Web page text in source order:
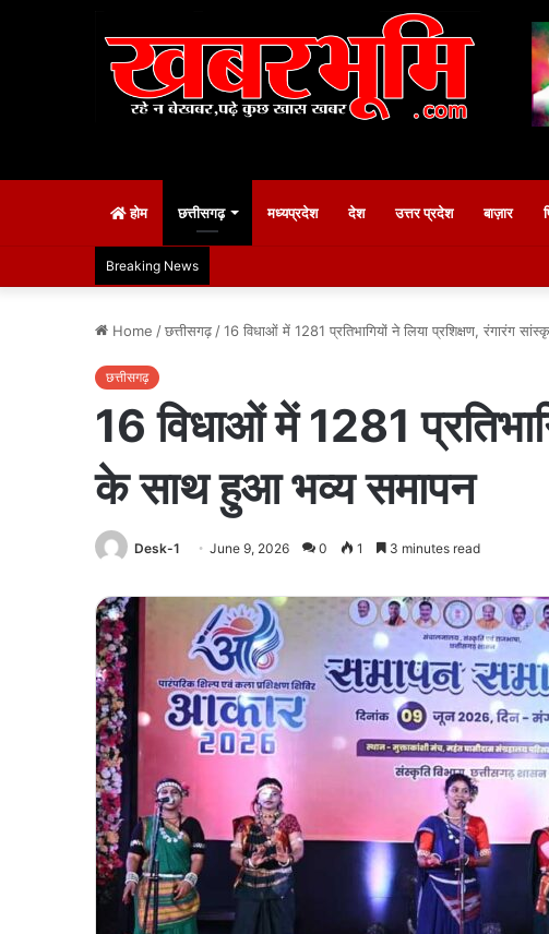
होम छत्तीसगढ़ मध्यप्रदेश देश उत्तर प्रदेश बाज़ार
Breaking News
Home /छत्तीसगढ़ /16 विधाओं में 1281 प्रतिभागियों ने लिया प्रशिक्षण, रंगारंग
छत्तीसगढ़
16 विधाओं में 1281
के साथ हुआ भव्य समापन
Desk-1 June 9, 2026 0 1 3 minutes read